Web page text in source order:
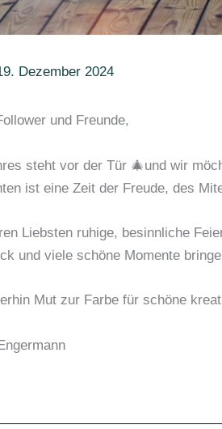
Dezember 2024
und Freunde,
steht vor der Tür 🎄und wir
ist eine Zeit der Freude, des
Liebsten ruhige, besinnliche
und viele schöne Momente
Mut zur Farbe für schöne